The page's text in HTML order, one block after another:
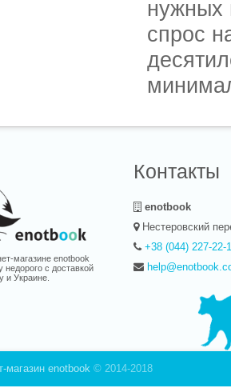
нужных
спрос
Здесь
магазине enotbook
недорого с доставкой
и Украине.
Контакты
enotbook
Нестеровский
+38 (044) 227-22-
магазин enotbook © 2014-2018